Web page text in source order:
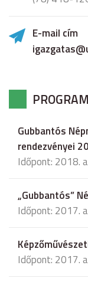
E-mail cím
Gubbantós
rendezvényei
Időpont: 2018.
„Gubbantós”
Időpont: 2017.
Időpont: 2017.